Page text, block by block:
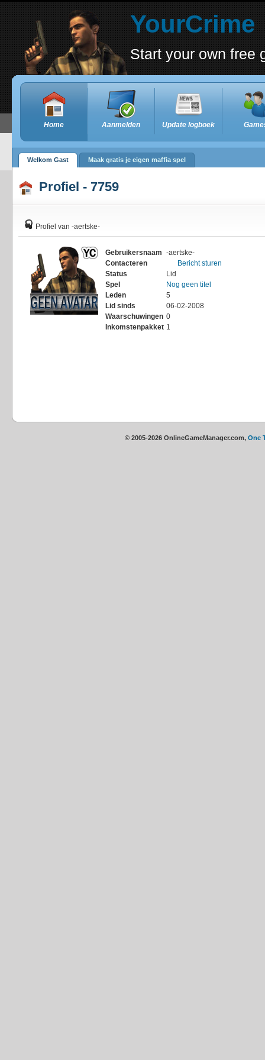
YourCrime
Start your own free
Home Aanmelden Update logboek
Welkom Gast Maak gratis je eigen maffia spel
Profiel - 7759
Profiel van -aertske-
Gebruikersnaam -aertske-
Contacteren
Bericht sturen
Status
Lid
Spel
Nog geen titel
Leden
5
Lid sinds
06-02-2008
Waarschuwingen 0
Inkomstenpakket 1
© 2005-2026 OnlineGameManager.com, One